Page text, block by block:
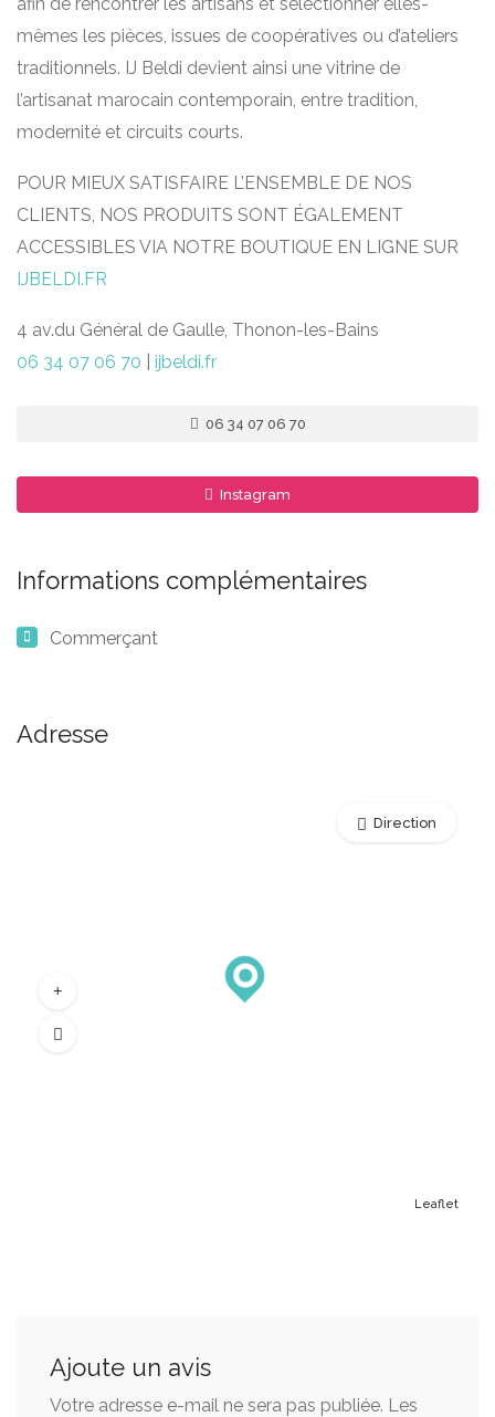
mêmes les pièces, issues de coopératives ou d’ateliers
traditionnels. IJ Beldi devient ainsi une vitrine de
l’artisanat marocain contemporain, entre tradition,
modernité et circuits courts.
POUR MIEUX SATISFAIRE L’ENSEMBLE DE NOS
CLIENTS, NOS PRODUITS SONT ÉGALEMENT
ACCESSIBLES VIA NOTRE BOUTIQUE EN LIGNE SUR
IJBELDI.FR
4 av.du Général de Gaulle, Thonon-les-Bains
06 34 07 06 70
ijbeldi.fr
06 34 07 06 70
Instagram
Informations complémentaires
Commerçant
Adresse
Leaflet
Direction
Ajoute un avis
Votre adresse e-mail ne sera pas publiée. Les